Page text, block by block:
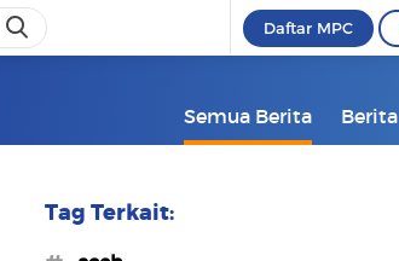
Daftar MPC
Semua Berita Berita
Tag Terkait: